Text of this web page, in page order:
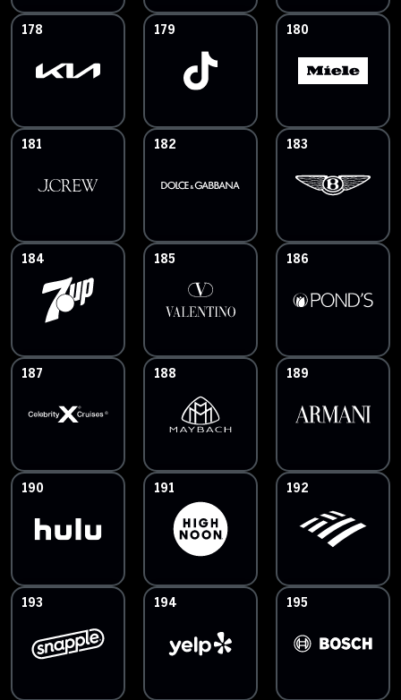
178 179 180
181 182 183
184 185 186
187 188 189
190 191 192
193 194 195